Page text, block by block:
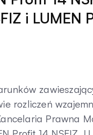
i LUMEN
rozliczeń
Prawna